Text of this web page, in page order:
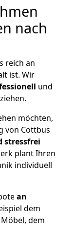
nach
reich an
ist. Wir
und
möchten,
von Cottbus
stressfrei
plant Ihren
individuell
an
dem
dem